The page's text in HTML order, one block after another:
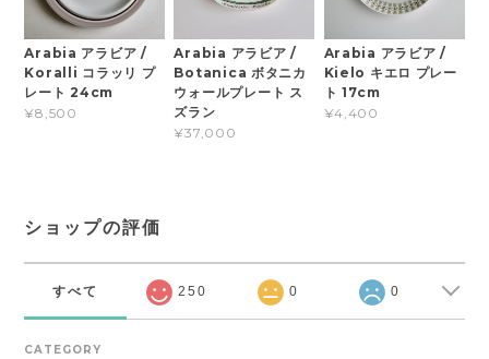
Arabia アラビア /
Koralli コラッリ プ
レート 24cm
¥8,500
Arabia アラビア /
Botanica ボタニカ
ウォールプレート ス
ズラン
¥37,000
Arabia アラビア /
Kielo キエロ プレー
ト 17cm
¥4,400
ショップの評価
すべて 250 0 0
CATEGORY